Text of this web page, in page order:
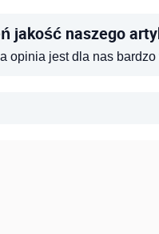
jakość naszego
opinia jest dla nas bardzo